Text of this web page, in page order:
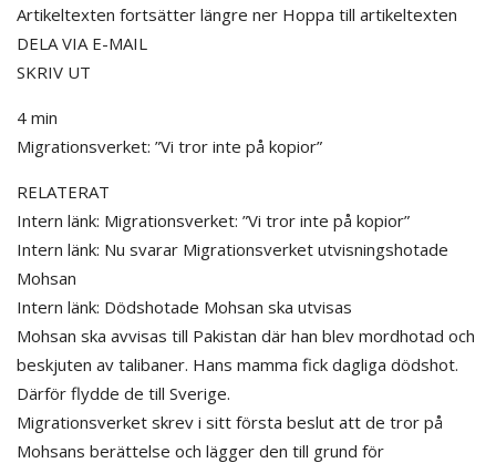
Artikeltexten fortsätter längre ner Hoppa till artikeltexten
DELA VIA E-MAIL
SKRIV UT
4 min
Migrationsverket: ”Vi tror inte på kopior”
RELATERAT
Intern länk: Migrationsverket: ”Vi tror inte på kopior”
Intern länk: Nu svarar Migrationsverket utvisningshotade
Mohsan
Intern länk: Dödshotade Mohsan ska utvisas
Mohsan ska avvisas till Pakistan där han blev mordhotad och
beskjuten av talibaner. Hans mamma fick dagliga dödshot.
Därför flydde de till Sverige.
Migrationsverket skrev i sitt första beslut att de tror på
Mohsans berättelse och lägger den till grund för